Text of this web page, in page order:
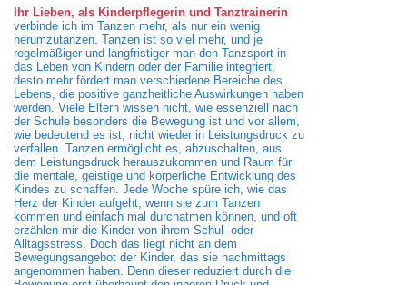
Ihr Lieben, als Kinderpflegerin und Tanztrainerin
verbinde ich im Tanzen mehr, als nur ein wenig
herumzutanzen. Tanzen ist so viel mehr, und je
regelmäßiger und langfristiger man den Tanzsport in
das Leben von Kindern oder der Familie integriert,
desto mehr fördert man verschiedene Bereiche des
Lebens, die positive ganzheitliche Auswirkungen haben
werden. Viele Eltern wissen nicht, wie essenziell nach
der Schule besonders die Bewegung ist und vor allem,
wie bedeutend es ist, nicht wieder in Leistungsdruck zu
verfallen. Tanzen ermöglicht es, abzuschalten, aus
dem Leistungsdruck herauszukommen und Raum für
die mentale, geistige und körperliche Entwicklung des
Kindes zu schaffen. Jede Woche spüre ich, wie das
Herz der Kinder aufgeht, wenn sie zum Tanzen
kommen und einfach mal durchatmen können, und oft
erzählen mir die Kinder von ihrem Schul- oder
Alltagsstress. Doch das liegt nicht an dem
Bewegungsangebot der Kinder, das sie nachmittags
angenommen haben. Denn dieser reduziert durch die